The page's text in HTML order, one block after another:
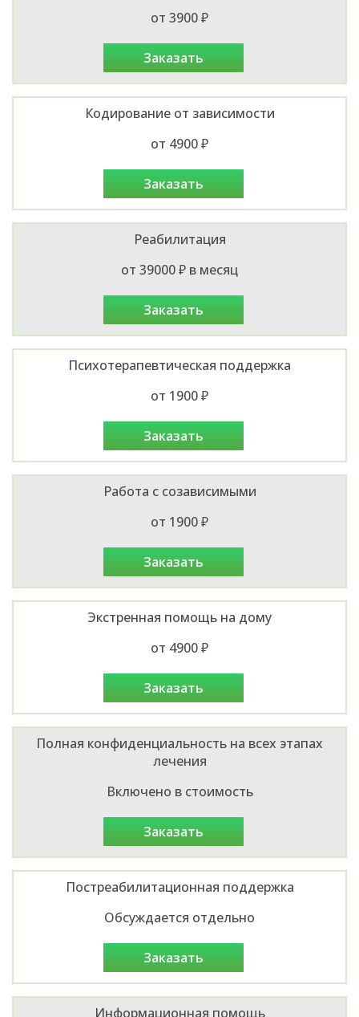
от 3900 ₽
заказать
Кодирование от зависимости
от 4900 ₽
заказать
Реабилитация
от 39000 ₽ в месяц
заказать
Психотерапевтическая поддержка
от 1900 ₽
заказать
Работа с созависимыми
от 1900 ₽
заказать
Экстренная помощь на дому
от 4900 ₽
заказать
Полная конфиденциальность на всех этапах
лечения
Включено в стоимость
заказать
Постреабилитационная поддержка
Обсуждается отдельно
заказать
Информационная помощь